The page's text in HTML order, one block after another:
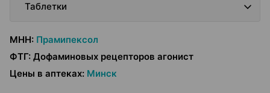
Таблетки
МНН: Прамипексол
ФТГ: Дофаминовых рецепторов агонист
Цены в аптеках: Минск